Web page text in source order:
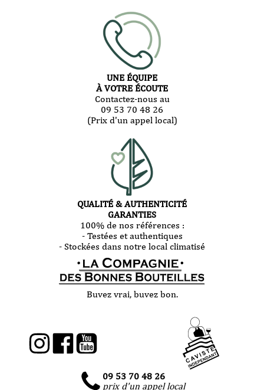
UNE ÉQUIPE
À VOTRE ÉCOUTE
Contactez-nous au
09 53 70 48 26
(Prix d'un appel local)
QUALITÉ & AUTHENTICITÉ
GARANTIES
100% de nos références :
- Testées et authentiques
- Stockées dans notre local climatisé
Buvez vrai, buvez bon.
09 53 70 48 26
prix d'un appel local